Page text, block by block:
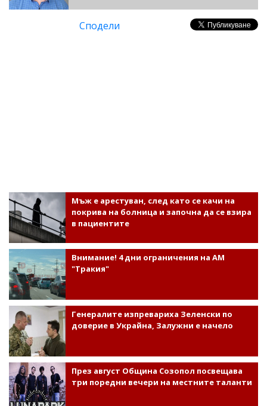
Сподели
Мъж е арестуван, след като се качи на
покрива на болница и започна да се взира
в пациентите
Внимание! 4 дни ограничения на АМ
"Тракия"
Генералите изпревариха Зеленски по
доверие в Украйна, Залужни е начело
През август Община Созопол посвещава
три поредни вечери на местните таланти